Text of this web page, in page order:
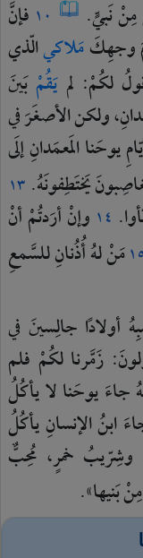
مِنْنَبيٍّ. ١٠ فإنَّ
وجهِكَمَلاكيالّذي
لكُمْ: لم يَقُمْبَينَ
ولكنالأصغَرَفي
يوحَناالمَعمَدانِإلَى
يَختَطِفونَهُ. ١٣
١٤ وإنْأرَدتُمْأنْ
١٥مَنْلهُأُذُنانِللسَّمعِ
أولادًا جالِسينَ في
زَمَّرنالكُمْ فلم
جاءَيوحَنالايأكُلُ
ابنُالإنسانِيأكُلُ
وشِرّيبُ خمرٍ، مُحِبٌّ
مِنْبَنيها».